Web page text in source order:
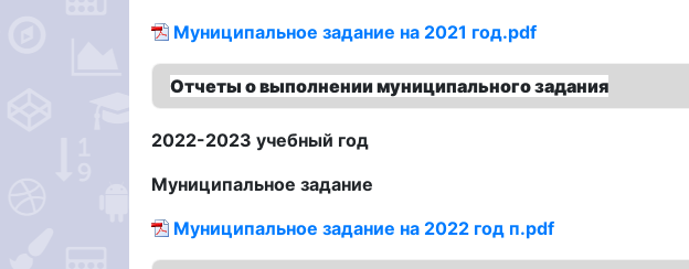
Муниципальное задание на 2021 год.pdf
Отчеты о выполнении муниципального задания
2022-2023 учебный год
Муниципальное задание
Муниципальное задание на 2022 год п.pdf